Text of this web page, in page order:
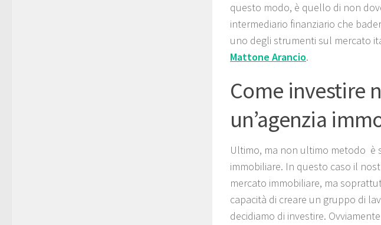
questo modo, è quello di non
intermediario finanziario che
uno degli strumenti sul mercato
Mattone Arancio.
Come investire
un’agenzia
Ultimo, ma non ultimo metodo è
immobiliare. In questo caso il
mercato immobiliare, ma
capacità di creare un gruppo di
decidiamo di investire.